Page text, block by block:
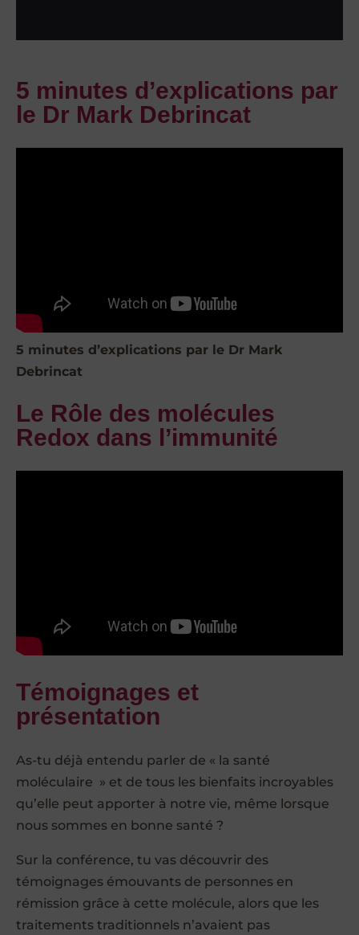
5 minutes d’explications par
le Dr Mark Debrincat
5 minutes d’explications par le Dr Mark
Debrincat
Le Rôle des molécules
Redox dans l’immunité
Témoignages et
présentation
As-tu déjà entendu parler de « la santé
moléculaire » et de tous les bienfaits incroyables
qu’elle peut apporter à notre vie, même lorsque
nous sommes en bonne santé ?
Sur la conférence, tu vas découvrir des
témoignages émouvants de personnes en
rémission grâce à cette molécule, alors que les
traitements traditionnels n’avaient pas